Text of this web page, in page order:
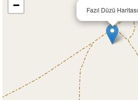
Fazıl Düzü Haritası
−